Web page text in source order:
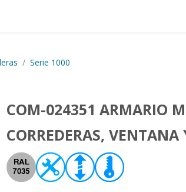
Serie 1000
COM-024351 ARMARIO
CORREDERAS, VENTANA